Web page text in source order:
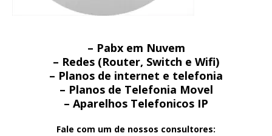
– Pabx em Nuvem
– Redes (Router, Switch e Wifi)
– Planos de internet e telefonia
– Planos de Telefonia Movel
– Aparelhos Telefonicos IP
Fale com um de nossos consultores: